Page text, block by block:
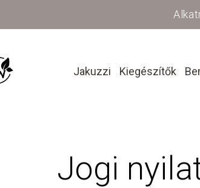
Jakuzzi Kiegészítők
Jogi